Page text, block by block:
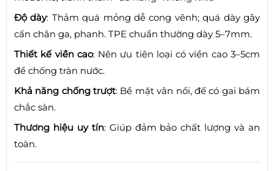
Độ dày: Thảm quá mỏng dễ cong vênh; quá dày gây
cấn chân ga, phanh. TPE chuẩn thường dày 5–7mm.
Thiết kế viền cao: Nên ưu tiên loại có viền cao 3–5cm
để chống tràn nước.
Khả năng chống trượt: Bề mặt vân nổi, đế có gai bám
chắc sàn.
Thương hiệu uy tín: Giúp đảm bảo chất lượng và an
toàn.